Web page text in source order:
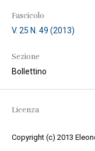
Fascicolo
V. 25 N. 49 (2013)
Sezione
Bollettino
Licenza
Copyright (c) 2013